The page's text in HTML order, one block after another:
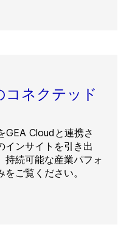
コネクテッド
GEA Cloudと連携さ
インサイトを引き出
持続可能な産業パフォ
ご覧ください。